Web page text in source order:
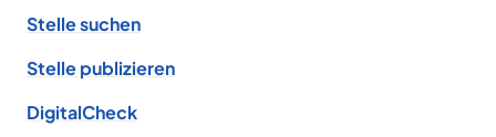
Stelle suchen
Stelle publizieren
DigitalCheck